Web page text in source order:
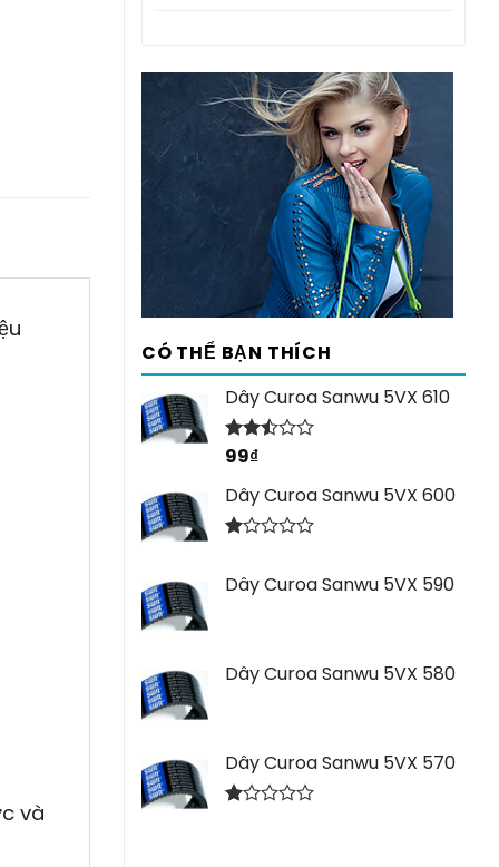
CÓ THỂ BẠN THÍCH
Dây Curoa Sanwu 5VX 610
Được
hạng
2.44
5 sao
99₫
Dây Curoa Sanwu 5VX 600
hạng
Dây Curoa Sanwu 5VX 590
Dây Curoa Sanwu 5VX 580
Dây Curoa Sanwu 5VX 570
và